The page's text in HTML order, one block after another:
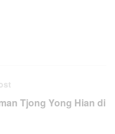
Tjong Yong Hian di